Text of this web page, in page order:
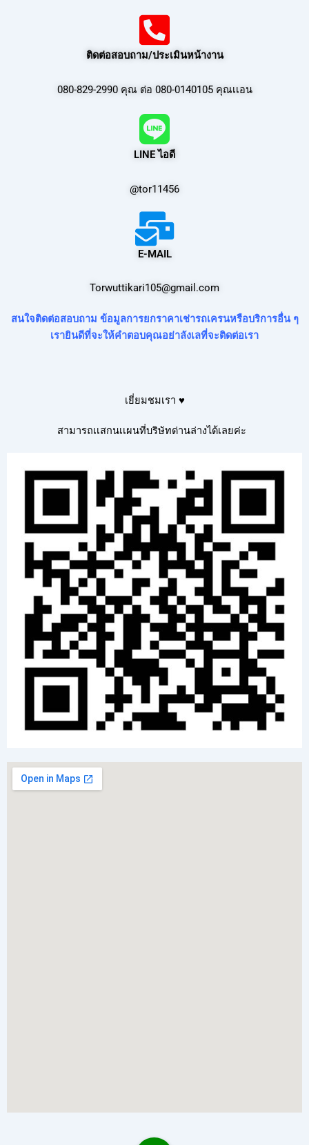
ติดต่อสอบถาม/ประเมินหน้างาน
080-829-2990 คุณ ต่อ 080-0140105 คุณเเอน
LINE ไอดี
@tor11456
E-MAIL
Torwuttikari105@gmail.com
สนใจติดต่อสอบถาม ข้อมูลการยกราคาเช่ารถเครนหรือบริการอื่น ๆ
เรายินดีที่จะให้คำตอบคุณอย่าลังเลที่จะติดต่อเรา
เยี่ยมชมเรา ♥
สามารถเเสกนเเผนที่บริษัทด่านล่างได้เลยค่ะ